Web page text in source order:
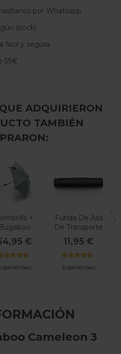
por Whatsapp
stock)
fácil y segura
59€
ADQUIRIERON
TAMBIÉN
+
Bugaboo
€
opinión(es)
Funda De Asa
De Transporte
Bugaboo
11,95 €
3 opinión(es)
Cameleon 3